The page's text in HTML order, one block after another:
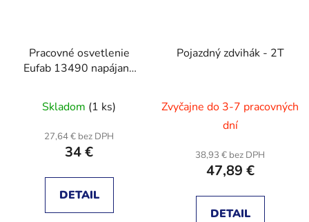
Pracovné osvetlenie
Eufab 13490 napájané
Skladom (1 ks)
27,64 € bez DPH
34 €
DETAIL
Pojazdný zdvihák - 2T
Zvyčajne do 3-7 pracovných
dní
38,93 € bez DPH
47,89 €
DETAIL